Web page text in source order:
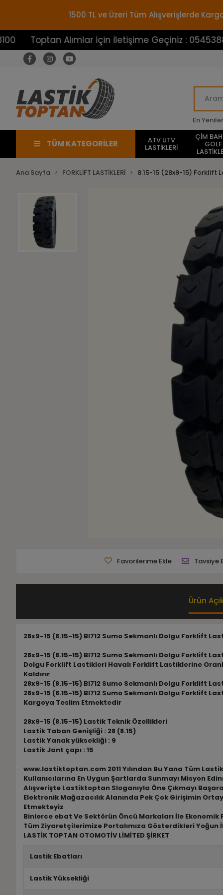
1500 TL ve Üzeri Tüm Alışverişlerde
Alımlar İçin İletişime Geçiniz : 05453883100
En Yeniler
TÜM KATEGORİLER ATV UTV
LASTİKLERİ
ÇİM
GOLF
Ana Sayfa FORKLİFT LASTİKLERİ 8.15-15 (28x9-15) Forklift
Favorilerime Ekle Tavsiye
Ürün
28x9-15 (8.15-15) Bl712 Sumo Sekmanlı Dolgu Forklift
28x9-15 (8.15-15) Bl712 Sumo Sekmanlı Dolgu Forklift
Dolgu Forklift Lastikleri Havalı Forklift Lastiklerine
Kaldırır
28x9-15 (8.15-15) Bl712 Sumo Sekmanlı Dolgu Forklift
28x9-15 (8.15-15) Bl712 Sumo Sekmanlı Dolgu Forklift
Kargoya Teslim Etmektedir
28x9-15 (8.15-15) Lastik Teknik Özellikleri
Lastik Taban Genişliği : 28 (8.15)
Lastik Yanak yüksekliği : 9
Lastik Jant çapı : 15
www.lastiktoptan.com 2011 Yılından Bu Yana Tüm
Kullanıcılarına En Uygun Şartlarda Sunmayı Misyon
Alışverişte Lastiktoptan Sloganıyla Öne Çıkmayı
Elektronik Mağazacılık Alanında Pek Çok Girişimin
Etmekteyiz
Binlerce ebat Ve Sektörün Öncü Markaları İle
Tüm Ziyaretçilerimize Portalımıza Gösterdikleri Yoğun
LASTİK TOPTAN OTOMOTİV LİMİTED ŞİRKET
Lastik Ebatları
Lastik Yüksekliği